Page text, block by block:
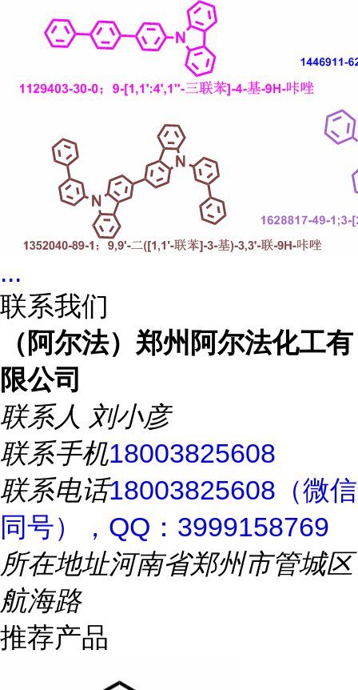
...
联系我们
（阿尔法）郑州阿尔法化工有
限公司
联系人 刘小彦
联系手机18003825608
联系电话18003825608（微信
同号），QQ：3999158769
所在地址河南省郑州市管城区
航海路
推荐产品